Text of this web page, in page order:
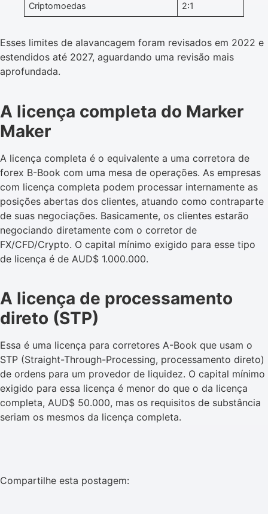
Criptomoedas 2:1
Esses limites de alavancagem foram revisados em 2022 e
estendidos até 2027, aguardando uma revisão mais
aprofundada.
A licença completa do Marker
Maker
A licença completa é o equivalente a uma corretora de
forex B-Book com uma mesa de operações. As empresas
com licença completa podem processar internamente as
posições abertas dos clientes, atuando como contraparte
de suas negociações. Basicamente, os clientes estarão
negociando diretamente com o corretor de
FX/CFD/Crypto. O capital mínimo exigido para esse tipo
de licença é de AUD$ 1.000.000.
A licença de processamento
direto (STP)
Essa é uma licença para corretores A-Book que usam o
STP (Straight-Through-Processing, processamento direto)
de ordens para um provedor de liquidez. O capital mínimo
exigido para essa licença é menor do que o da licença
completa, AUD$ 50.000, mas os requisitos de substância
seriam os mesmos da licença completa.
Compartilhe esta postagem: